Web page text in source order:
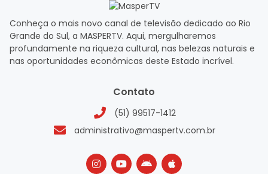
Conheça o mais novo canal de televisão dedicado ao Rio
Grande do Sul, a MASPERTV. Aqui, mergulharemos
profundamente na riqueza cultural, nas belezas naturais e
nas oportunidades econômicas deste Estado incrível.
Contato
(51) 99517-1412
administrativo@maspertv.com.br